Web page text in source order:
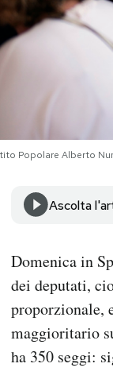
Popolare Alberto
Ascolta
Domenica in
dei deputati,
proporzionale,
maggioritario
ha 350 seggi: